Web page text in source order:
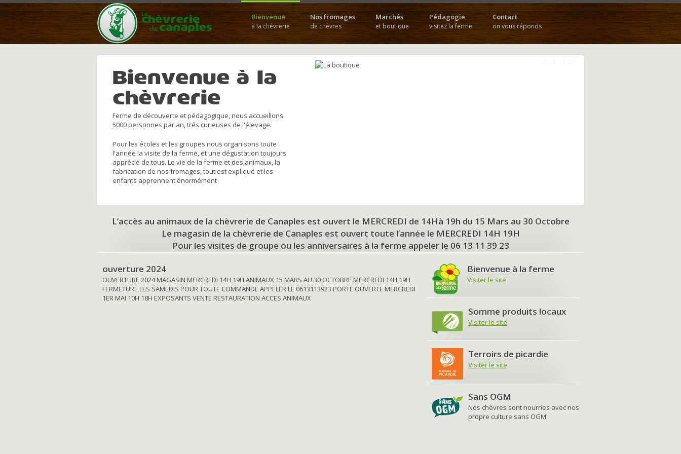
Bienvenue
à la chèvrerie
Nos fromages
de chèvres
Marchés
et boutique
Pédagogie
visitez la ferme
Contact
on vous réponds
Bienvenue à la
chèvrerie
Ferme de découverte et pédagogique, nous accueillons
5000 personnes par an, trés curieuses de l'élevage.
Pour les écoles et les groupes nous organisons toute
l'année la visite de la ferme, et une dégustation toujours
apprécié de tous. Le vie de la ferme et des animaux, la
fabrication de nos fromages, tout est expliqué et les
enfants apprennent énormément
L’accès au animaux de la chèvrerie de Canaples est ouvert le MERCREDI de 14Hà 19h du 15 Mars au 30 Octobre
Le magasin de la chèvrerie de Canaples est ouvert toute l’année le MERCREDI 14H 19H
Pour les visites de groupe ou les anniversaires à la ferme appeler le 06 13 11 39 23
ouverture 2024
OUVERTURE 2024 MAGASIN MERCREDI 14H 19H ANIMAUX 15 MARS AU 30 OCTOBRE MERCREDI 14H 19H
FERMETURE LES SAMEDIS POUR TOUTE COMMANDE APPELER LE 0613113923 PORTE OUVERTE MERCREDI
1ER MAI 10H 18H EXPOSANTS VENTE RESTAURATION ACCES ANIMAUX
Bienvenue à la ferme
Visiter le site
Somme produits locaux
Visiter le site
Terroirs de picardie
Visiter le site
Sans OGM
Nos chèvres sont nourries avec nos
propre culture sans OGM